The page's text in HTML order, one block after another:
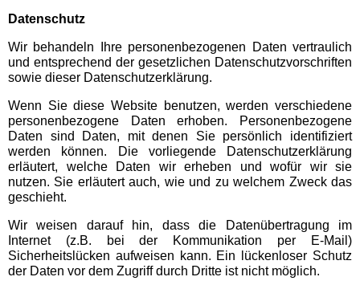
Serengeti-Park
Nordrhein-Westfalen
Freizeitparks
Fort Fun Abenteuerland
Movie Park Germany
Datenschutz
Wir behandeln Ihre personenbezogenen Daten vertraulich
und entsprechend der gesetzlichen Datenschutzvorschriften
sowie dieser Datenschutzerklärung.
Wenn Sie diese Website benutzen, werden verschiedene
personenbezogene Daten erhoben. Personenbezogene
Daten sind Daten, mit denen Sie persönlich identifiziert
werden können. Die vorliegende Datenschutzerklärung
erläutert, welche Daten wir erheben und wofür wir sie
nutzen. Sie erläutert auch, wie und zu welchem Zweck das
geschieht.
Wir weisen darauf hin, dass die Datenübertragung im
Internet (z.B. bei der Kommunikation per E-Mail)
Sicherheitslücken aufweisen kann. Ein lückenloser Schutz
der Daten vor dem Zugriff durch Dritte ist nicht möglich.